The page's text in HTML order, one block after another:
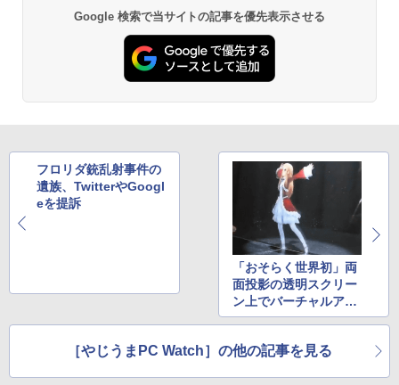
[Explicit]
￥250
【Amazon.co.jp限定】 い・ろ・は・す 2L P
ET ラベルレス ×8本
￥1,112
￥1,117
【Amazon.co.jp限定】 伊藤園 磨かれて、澄
みきった日本の水 2L 8本 ラベルレス [ ケース
] [ 水 ] [ ペットボトル ] [ 箱買い ] [ ストック
クスDIGITAL)
￥594
￥832
HUNTER×HUNTER モノクロ版 39 (ジャンプ
コミックスDIGITAL)
版ビッグガンガンコミックス)
Google 検索で当サイトの記事を優先表示させる
フロリダ銃乱射事件の
遺族、TwitterやGoogl
eを提訴
「おそらく世界初」両
面投影の透明スクリー
ン上でバーチャルアイ
ドルが踊る
［やじうまPC Watch］の他の記事を見る